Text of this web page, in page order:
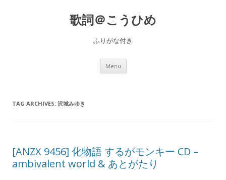
歌詞＠こうひめ
ふりがな付き
Menu Skip to content
TAG ARCHIVES: 沢城みゆき
[ANZX 9456] 化物語 するがモンキー CD –
ambivalent world & あとがたり